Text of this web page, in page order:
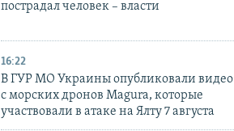
пострадал человек – власти
16:22
В ГУР МО Украины опубликовали видео
с морских дронов Magura, которые
участвовали в атаке на Ялту 7 августа